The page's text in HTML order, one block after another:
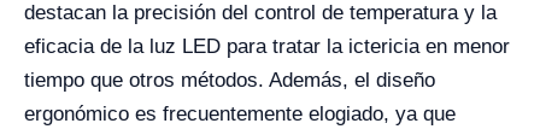
destacan la precisión del control de temperatura y la
eficacia de la luz LED para tratar la ictericia en menor
tiempo que otros métodos. Además, el diseño
ergonómico es frecuentemente elogiado, ya que